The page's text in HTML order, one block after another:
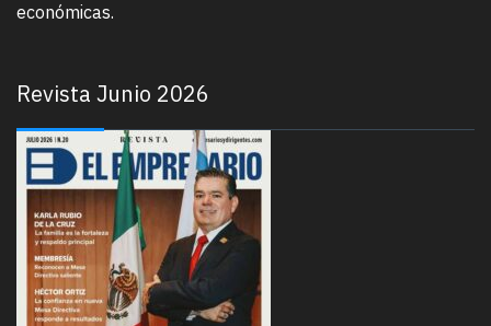
económicas.
Revista Junio 2026